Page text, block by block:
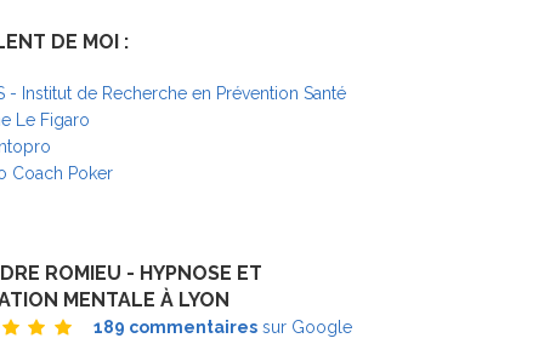
DE MOI :
- Institut de Recherche en Prévention Santé
Le Figaro
Coach Poker
ROMIEU - HYPNOSE ET
MENTALE À LYON
189 commentairessur Google